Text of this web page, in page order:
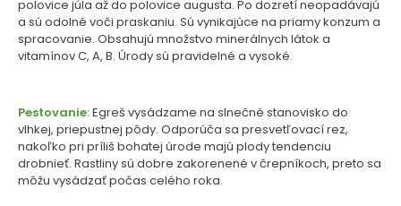
polovice júla až do polovice augusta. Po dozretí neopadávajú
a sú odolné voči praskaniu. Sú vynikajúce na priamy konzum a
spracovanie. Obsahujú množstvo minerálnych látok a
vitamínov C, A, B. Úrody sú pravidelné a vysoké.
Pestovanie:Egreš vysádzame na slnečné stanovisko do
vlhkej, priepustnej pôdy. Odporúča sa presvetľovací rez,
nakoľko pri príliš bohatej úrode majú plody tendenciu
drobnieť. Rastliny sú dobre zakorenené v črepníkoch, preto sa
môžu vysádzať počas celého roka.